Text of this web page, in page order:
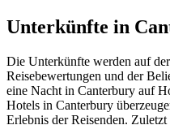
Unterkünfte in
Die Unterkünfte werden auf
Reisebewertungen und der
eine Nacht in Canterbury auf
Hotels in Canterbury
Erlebnis der Reisenden.